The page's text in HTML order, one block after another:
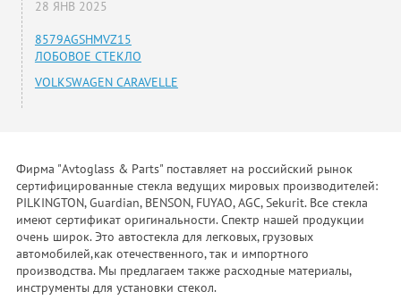
28 ЯНВ 2025
8579AGSHMVZ15
ЛОБОВОЕ СТЕКЛО
VOLKSWAGEN CARAVELLE
Фирма "Avtoglass & Parts" поставляет на российский рынок
сертифицированные стекла ведущих мировых производителей:
PILKINGTON, Guardian, BENSON, FUYAO, AGC, Sekurit. Все стекла
имеют сертификат оригинальности. Спектр нашей продукции
очень широк. Это автостекла для легковых, грузовых
автомобилей,как отечественного, так и импортного
производства. Мы предлагаем также расходные материалы,
инструменты для установки стекол.